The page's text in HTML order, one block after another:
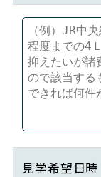
見学希望日時